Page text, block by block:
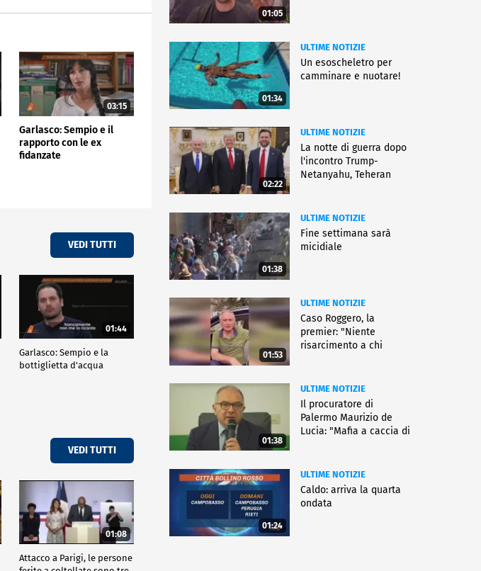
03:15
Garlasco: Sempio e il
rapporto con le ex
fidanzate
VEDI TUTTI
01:44
Garlasco: Sempio e la
bottiglietta d'acqua
VEDI TUTTI
01:08
Attacco a Parigi, le persone
01:05
01:34
ULTIME NOTIZIE
Un esoscheletro per
camminare e nuotare!
02:22
ULTIME NOTIZIE
La notte di guerra dopo
l'incontro Trump-
Netanyahu, Teheran
01:38
ULTIME NOTIZIE
Fine settimana sarà
micidiale
01:53
ULTIME NOTIZIE
Caso Roggero, la
premier: "Niente
risarcimento a chi
01:38
ULTIME NOTIZIE
Il procuratore di
Palermo Maurizio de
Lucia: "Mafia a caccia di
01:24
ULTIME NOTIZIE
Caldo: arriva la quarta
ondata